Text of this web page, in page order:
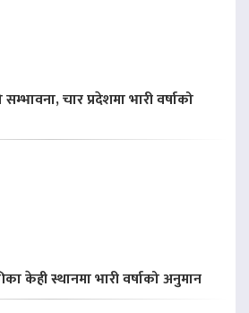
चार प्रदेशमा भारी वर्षाको
केही स्थानमा भारी वर्षाको अनुमान